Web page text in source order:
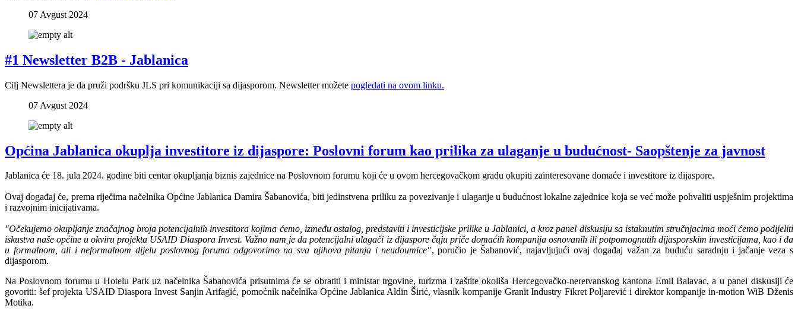
07 Avgust 2024
#1 Newsletter B2B - Jablanica
Cilj Newslettera je da pruži podršku JLS pri komunikaciji sa dijasporom. Newsletter možete pogledati na ovom linku.
07 Avgust 2024
Općina Jablanica okuplja investitore iz dijaspore: Poslovni forum kao prilika za ulaganje u budućnost- Saopštenje za javnost
Jablanica će 18. jula 2024. godine biti centar okupljanja biznis zajednice na Poslovnom forumu koji će u ovom hercegovačkom gradu okupiti zainteresovane domaće i investitore iz dijaspore.
Ovaj događaj će, prema riječima načelnika Općine Jablanica Damira Šabanovića, biti jedinstvena priliku za povezivanje i ulaganje u budućnost lokalne zajednice koja se već može pohvaliti uspješnim projektima
i razvojnim inicijativama.
"Očekujemo okupljanje značajnog broja potencijalnih investitora kojima ćemo, između ostalog, predstaviti i investicijske prilike u Jablanici, a kroz panel diskusiju sa istaknutim stručnjacima moći ćemo podijeliti
iskustva naše općine u okviru projekta USAID Diaspora Invest. Važno nam je da potencijalni ulagači iz dijaspore čuju priče domaćih kompanija osnovanih ili potpomognutih dijasporskim investicijama, kao i da
u formalnom, ali i neformalnom dijelu poslovnog foruma odgovorimo na sva njihova pitanja i neudoumice", poručio je Šabanović, najavljujući ovaj događaj važan za buduću saradnju i jačanje veza s
dijasporom.
Na Poslovnom forumu u Hotelu Park uz načelnika Šabanovića prisutnima će se obratiti i ministar trgovine, turizma i zaštite okoliša Hercegovačko-neretvanskog kantona Emil Balavac, a u panel diskusiji će
govoriti: šef projekta USAID Diaspora Invest Sanjin Arifagić, pomoćnik načelnika Općine Jablanica Aldin Širić, vlasnik kompanije Granit Industry Fikret Poljarević i direktor kompanije in-motion WiB Dženis
Motika.